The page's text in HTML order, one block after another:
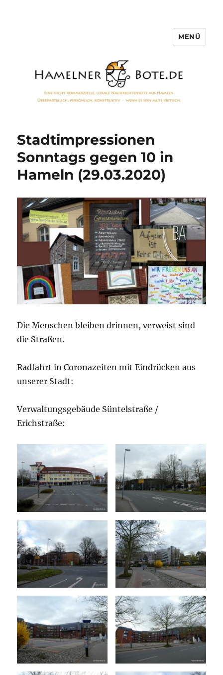
MENÜ
Stadtimpressionen
Sonntags gegen 10 in
Hameln (29.03.2020)
Die Menschen bleiben drinnen, verweist sind
die Straßen.
Radfahrt in Coronazeiten mit Eindrücken aus
unserer Stadt:
Verwaltungsgebäude Süntelstraße /
Erichstraße: